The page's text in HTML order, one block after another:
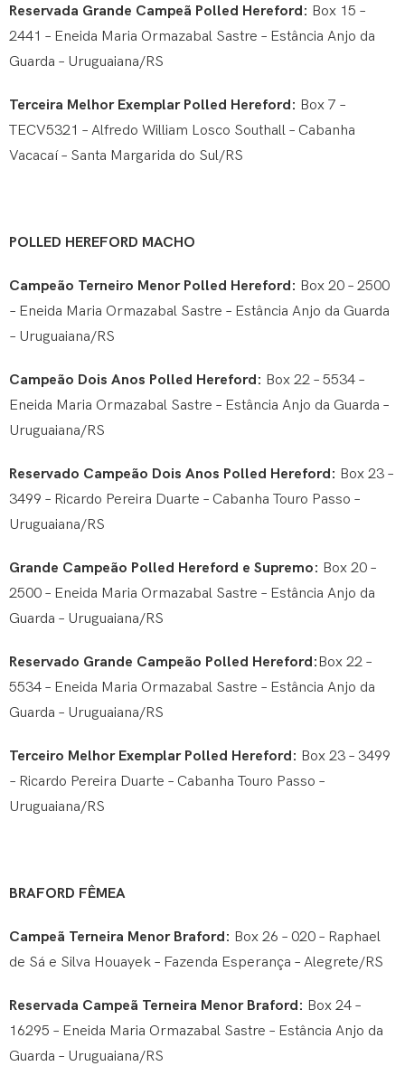
Reservada Grande Campeã Polled Hereford: Box 15 –
2441 – Eneida Maria Ormazabal Sastre – Estância Anjo da
Guarda – Uruguaiana/RS
Terceira Melhor Exemplar Polled Hereford: Box 7 –
TECV5321 – Alfredo William Losco Southall – Cabanha
Vacacaí – Santa Margarida do Sul/RS
POLLED HEREFORD MACHO
Campeão Terneiro Menor Polled Hereford: Box 20 – 2500
– Eneida Maria Ormazabal Sastre – Estância Anjo da Guarda
– Uruguaiana/RS
Campeão Dois Anos Polled Hereford: Box 22 – 5534 –
Eneida Maria Ormazabal Sastre – Estância Anjo da Guarda –
Uruguaiana/RS
Reservado Campeão Dois Anos Polled Hereford: Box 23 –
3499 – Ricardo Pereira Duarte – Cabanha Touro Passo –
Uruguaiana/RS
Grande Campeão Polled Hereford e Supremo: Box 20 –
2500 – Eneida Maria Ormazabal Sastre – Estância Anjo da
Guarda – Uruguaiana/RS
Reservado Grande Campeão Polled Hereford:Box 22 –
5534 – Eneida Maria Ormazabal Sastre – Estância Anjo da
Guarda – Uruguaiana/RS
Terceiro Melhor Exemplar Polled Hereford: Box 23 – 3499
– Ricardo Pereira Duarte – Cabanha Touro Passo –
Uruguaiana/RS
BRAFORD FÊMEA
Campeã Terneira Menor Braford: Box 26 – 020 – Raphael
de Sá e Silva Houayek – Fazenda Esperança – Alegrete/RS
Reservada Campeã Terneira Menor Braford: Box 24 –
16295 – Eneida Maria Ormazabal Sastre – Estância Anjo da
Guarda – Uruguaiana/RS